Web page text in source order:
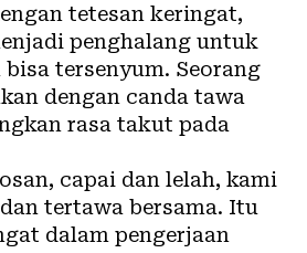
tetesan keringat,
penghalang untuk
tersenyum. Seorang
dengan canda tawa
rasa takut pada
capai dan lelah, kami
tertawa bersama. Itu
dalam pengerjaan